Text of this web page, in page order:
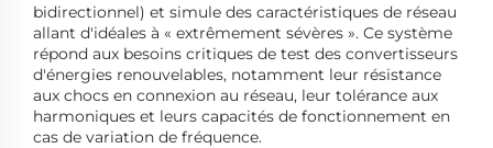
bidirectionnel) et simule des caractéristiques de réseau
allant d'idéales à « extrêmement sévères ». Ce système
répond aux besoins critiques de test des convertisseurs
d'énergies renouvelables, notamment leur résistance
aux chocs en connexion au réseau, leur tolérance aux
harmoniques et leurs capacités de fonctionnement en
cas de variation de fréquence.